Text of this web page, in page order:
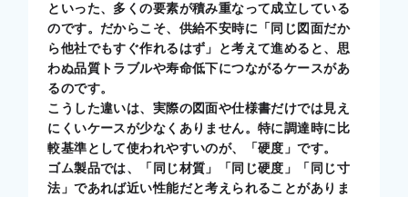
といった、多くの要素が積み重なって成立している
のです。だからこそ、供給不安時に「同じ図面だか
ら他社でもすぐ作れるはず」と考えて進めると、思
わぬ品質トラブルや寿命低下につながるケースがあ
るのです。
こうした違いは、実際の図面や仕様書だけでは見え
にくいケースが少なくありません。特に調達時に比
較基準として使われやすいのが、「硬度」です。
ゴム製品では、「同じ材質」「同じ硬度」「同じ寸
法」であれば近い性能だと考えられることがありま